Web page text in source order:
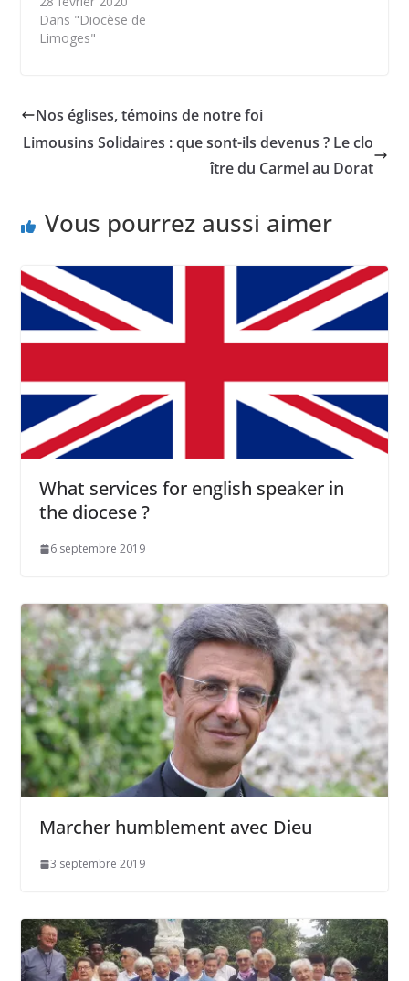
Dans "Diocèse de
Limoges"
Nos églises, témoins de notre foi
Limousins Solidaires : que sont-ils devenus ? Le clo
ître du Carmel au Dorat
Vous pourrez aussi aimer
What services for english speaker in
the diocese ?
6 septembre 2019
Marcher humblement avec Dieu
3 septembre 2019